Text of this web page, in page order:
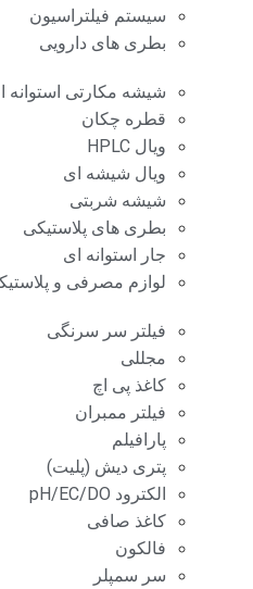
سیستم فیلتراسیون
بطری های دارویی
شیشه مکارتی استوانه ای
قطره چکان
ویال HPLC
ویال شیشه ای
شیشه شربتی
بطری های پلاستیکی
جار استوانه ای
لوازم مصرفی و پلاستیکی
فیلتر سر سرنگی
مجللی
کاغذ پی اچ
فیلتر ممبران
پارافیلم
پتری دیش (پلیت)
الکترود pH/EC/DO
کاغذ صافی
فالکون
سر سمپلر